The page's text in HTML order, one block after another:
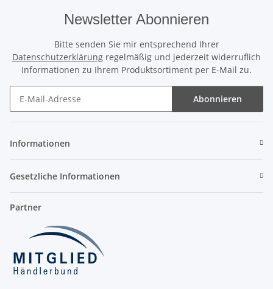
Newsletter Abonnieren
Bitte senden Sie mir entsprechend Ihrer
Datenschutzerklärung regelmäßig und jederzeit widerruflich
Informationen zu Ihrem Produktsortiment per E-Mail zu.
Abonnieren
Informationen
Gesetzliche Informationen
Partner